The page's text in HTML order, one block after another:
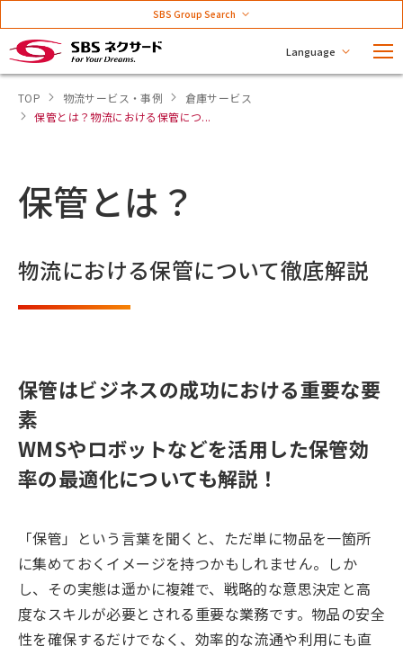
Language
SBS Group Search
TOP 物流サービス・事例
倉庫サービス
保管とは？物流における保管につ...
保管とは？
物流における保管について徹底解説
保管はビジネスの成功における重要な要
素
WMSやロボットなどを活用した保管効
率の最適化についても解説！
「保管」という言葉を聞くと、ただ単に物品を一箇所
に集めておくイメージを持つかもしれません。しか
し、その実態は遥かに複雑で、戦略的な意思決定と高
度なスキルが必要とされる重要な業務です。物品の安全
性を確保するだけでなく、効率的な流通や利用にも直